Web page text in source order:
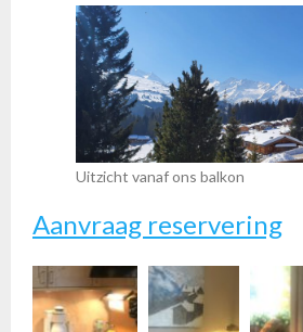
Uitzicht vanaf ons balkon
Aanvraag reservering